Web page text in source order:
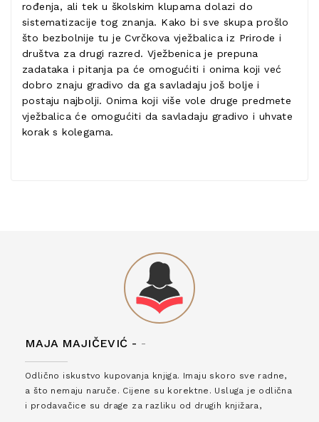
rođenja, ali tek u školskim klupama dolazi do
sistematizacije tog znanja. Kako bi sve skupa prošlo
što bezbolnije tu je Cvrčkova vježbalica iz Prirode i
društva za drugi razred. Vježbenica je prepuna
zadataka i pitanja pa će omogućiti i onima koji već
dobro znaju gradivo da ga savladaju još bolje i
postaju najbolji. Onima koji više vole druge predmete
vježbalica će omogućiti da savladaju gradivo i uhvate
korak s kolegama.
MAJA MAJIČEVIĆ - -
Odlično iskustvo kupovanja knjiga. Imaju skoro sve radne,
a što nemaju naruče. Cijene su korektne. Usluga je odlična
i prodavačice su drage za razliku od drugih knjižara,